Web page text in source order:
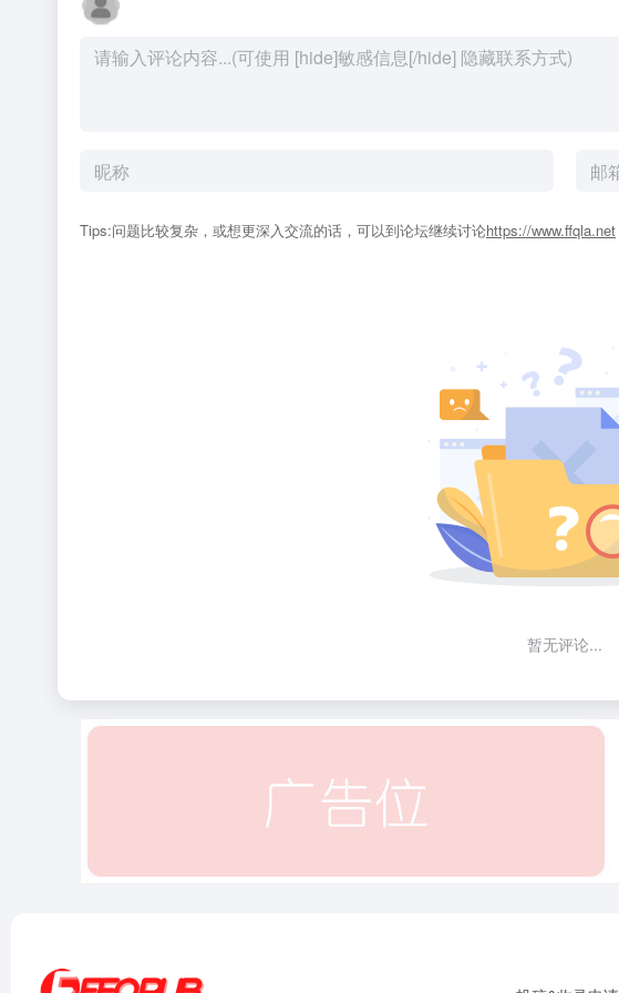
Tips:问题比较复杂，或想更深入交流的话，可以到论坛继续讨论https://www.ffqla.net
暂无评论...